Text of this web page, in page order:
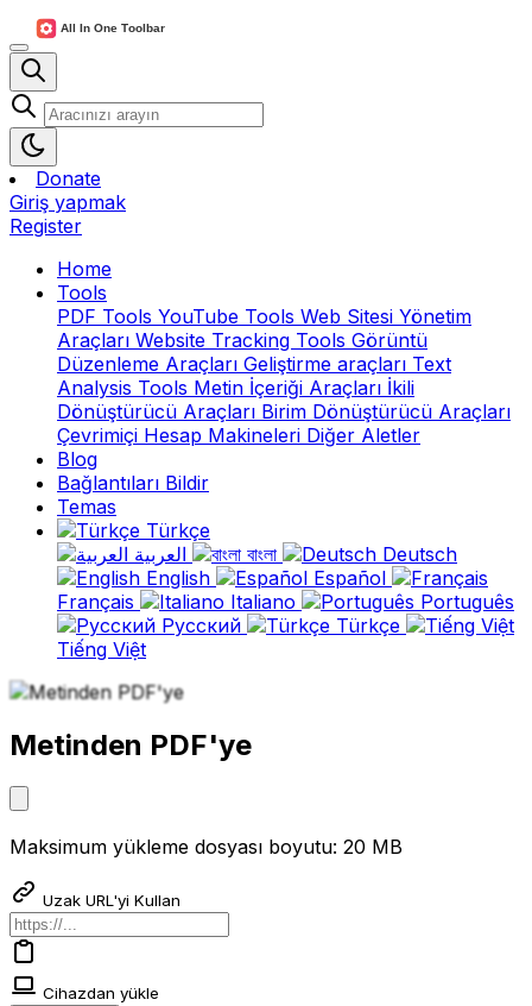
Donate
Giriş yapmak
Register
Home
Tools
PDF Tools YouTube Tools Web Sitesi Yönetim
Araçları Website Tracking Tools Görüntü
Düzenleme Araçları Geliştirme araçları Text
Analysis Tools Metin İçeriği Araçları İkili
Dönüştürücü Araçları Birim Dönüştürücü Araçları
Çevrimiçi Hesap Makineleri Diğer Aletler
Blog
Bağlantıları Bildir
Temas
Türkçe
বাংলা
Deutsch
English
Español
Français
Italiano
Português
Русский
Türkçe
Tiếng Việt
Metinden PDF'ye
Maksimum yükleme dosyası boyutu: 20 MB
Uzak URL'yi Kullan
Cihazdan yükle